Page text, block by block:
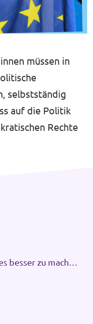
Shop
müssen in
selbstständig
auf die Politik
Rechte
zu machen: